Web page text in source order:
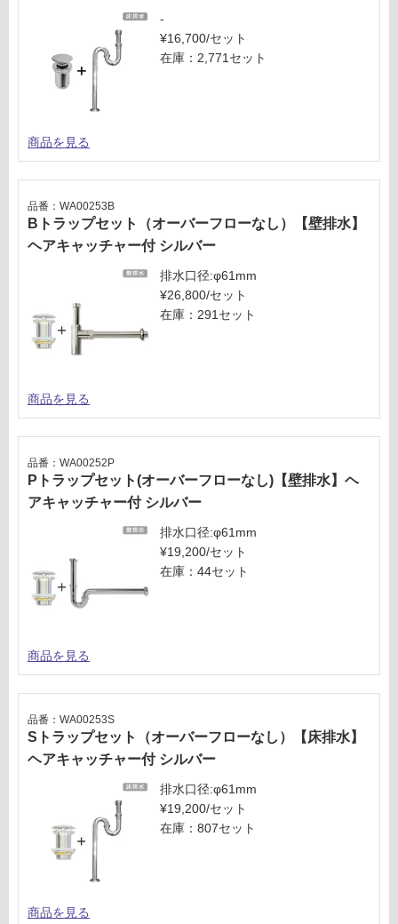
し
て
い
な
-
¥16,700/セット
在庫：2,771セット
商品を見る
Bトラップセット（オーバーフローなし）【壁排水】
ヘアキャッチャー付 シルバー
品番：WA00253B
排水口径:φ61mm
¥26,800/セット
在庫：291セット
商品を見る
Pトラップセット(オーバーフローなし)【壁排水】ヘ
アキャッチャー付 シルバー
品番：WA00252P
排水口径:φ61mm
¥19,200/セット
在庫：44セット
商品を見る
Sトラップセット（オーバーフローなし）【床排水】
ヘアキャッチャー付 シルバー
品番：WA00253S
排水口径:φ61mm
¥19,200/セット
在庫：807セット
商品を見る